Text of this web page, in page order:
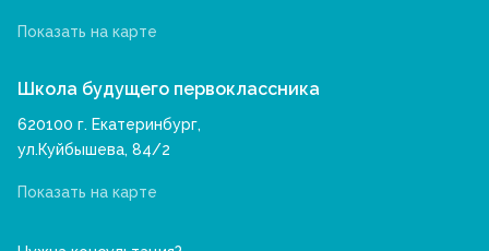
Показать на карте
Школа будущего первоклассника
620100 г. Екатеринбург,
ул.Куйбышева, 84/2
Показать на карте